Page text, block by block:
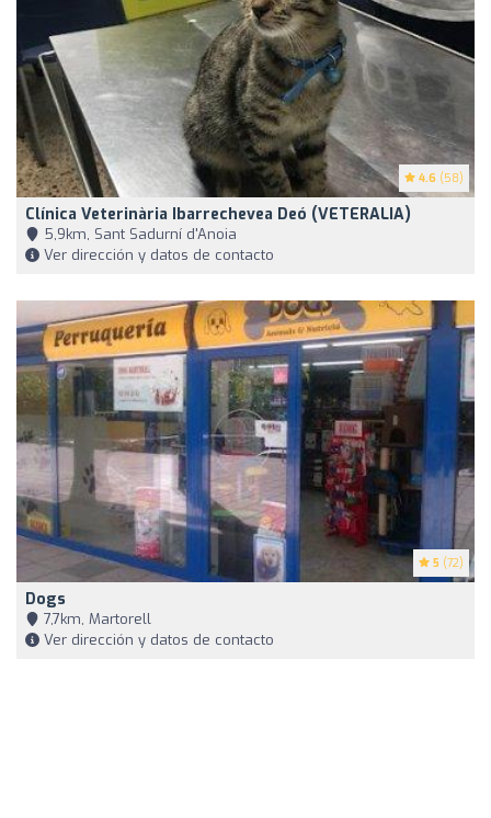
4.6 (58)
Clínica Veterinària Ibarrechevea Deó (VETERALIA)
5,9km, Sant Sadurní d'Anoia
Ver dirección y datos de contacto
5 (72)
Dogs
7,7km, Martorell
Ver dirección y datos de contacto